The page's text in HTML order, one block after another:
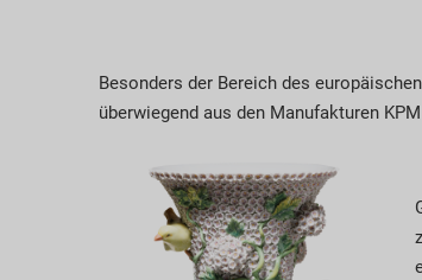
Besonders der Bereich des
überwiegend aus den Manufakturen